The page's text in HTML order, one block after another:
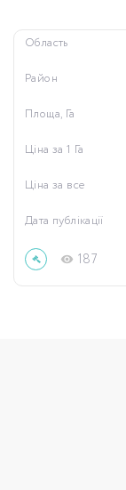
Область
Район
Площа, Га
Ціна за 1 Га
Ціна за все
187
Дата публікації